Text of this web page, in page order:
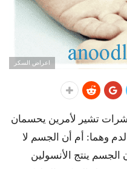
اعراض السكر
تشير لأمرين يحسمان
وهما: أم أن الجسم لا
الجسم ينتج الأنسولين